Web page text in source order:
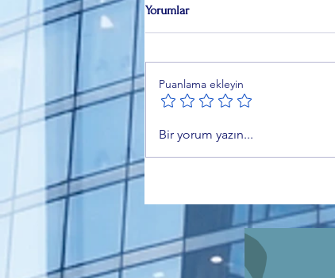
Çerçeve Yasa Komisyondan
Geçti: 12 Maddelik Teklif Neler
Getiriyor?
Yorumlar
Puanlama ekleyin
Bir yorum yazın...